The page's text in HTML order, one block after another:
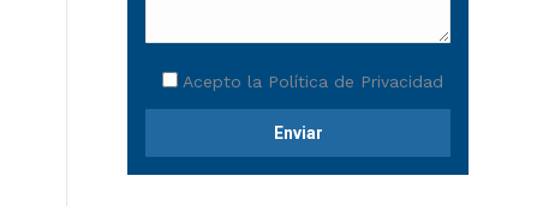
Acepto la Política de Privacidad